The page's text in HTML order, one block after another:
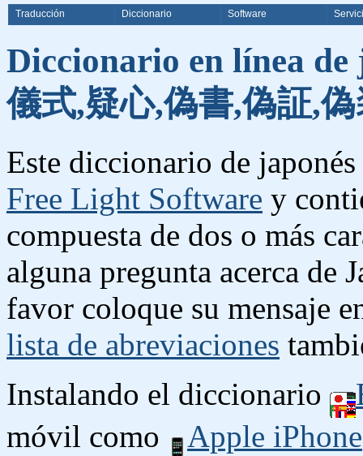
Traducción Diccionario Software
Diccionario en línea
儀式,疑心,偽書,偽証,
Este diccionario de
Free Light Software y
compuesta de dos o más
alguna pregunta acerca de
favor coloque su mensaje
lista de abreviaciones
Instalando el diccionario
móvil como
Apple iPhone